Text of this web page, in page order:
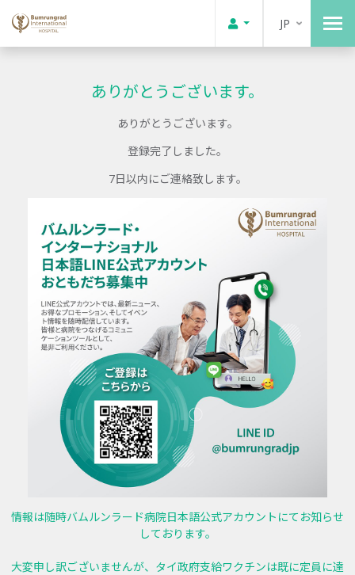
JP
ありがとうございます。
ありがとうございます。
登録完了しました。
7日以内にご連絡致します。
情報は随時バムルンラード病院日本語公式アカウントにてお知らせ
しております。
大変申し訳ございませんが、タイ政府支給ワクチンは既に定員に達